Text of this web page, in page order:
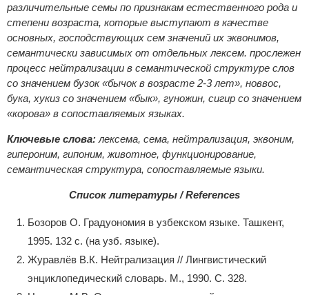
различительные семы по признакам естественного рода и
степени возраста, которые выступают в качестве
основных, господствующих сем значений их эквонимов,
семантически зависимых от отдельных лексем. прослежен
процесс нейтрализации в семантической структуре слов
со значением бузок «бычок в возрасте 2-3 лет», новвос,
бука, хукиз со значением «бык», гуножин, сигир со значением
«корова» в сопоставляемых языках.
Ключевые слова: лексема, сема, нейтрализация, эквоним,
гипероним, гипоним, животное, функционирование,
семантическая структура, сопоставляемые языки.
Список литературы / References
Бозоров О. Градуономия в узбекском языке. Ташкент,
1995. 132 с. (на узб. языке).
Журавлёв В.К. Нейтрализация // Лингвистический
энциклопедический словарь. М., 1990. С. 328.